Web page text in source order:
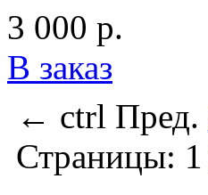
3 000 р.
В заказ
← ctrl Пред.
Страницы: 1